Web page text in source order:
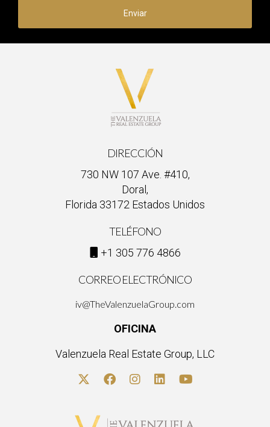
Enviar
DIRECCIÓN
730 NW 107 Ave. #410,
Doral,
Florida 33172 Estados Unidos
TELÉFONO
+1 305 776 4866
CORREO ELECTRÓNICO
iv@TheValenzuelaGroup.com
OFICINA
Valenzuela Real Estate Group, LLC